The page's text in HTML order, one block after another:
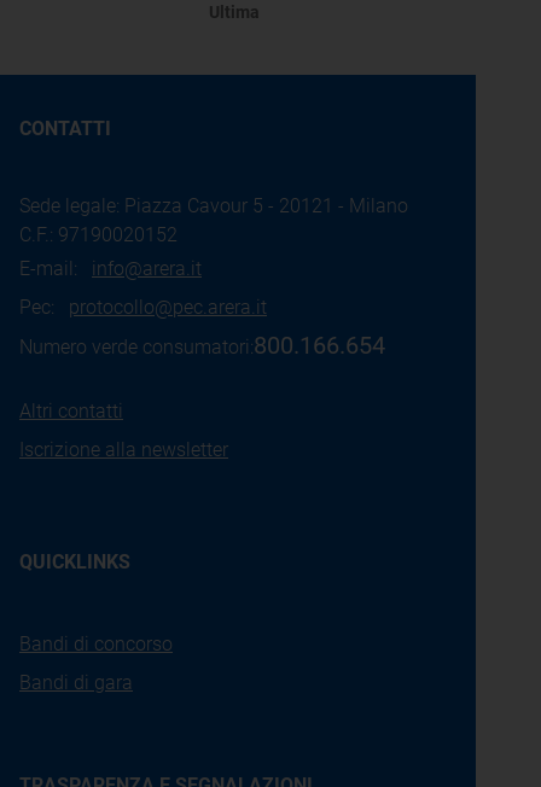
Ultima
CONTATTI
Sede legale: Piazza Cavour 5 - 20121 - Milano
C.F.: 97190020152
E-mail: info@arera.it
Pec: protocollo@pec.arera.it
Numero verde consumatori:800.166.654
Altri contatti
Iscrizione alla newsletter
QUICKLINKS
Bandi di concorso
Bandi di gara